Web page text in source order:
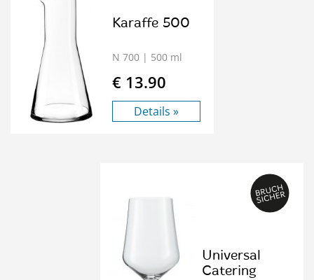
Karaffe 500
N 700 | 500 ml
€ 13.90
Details »
Universal
Catering